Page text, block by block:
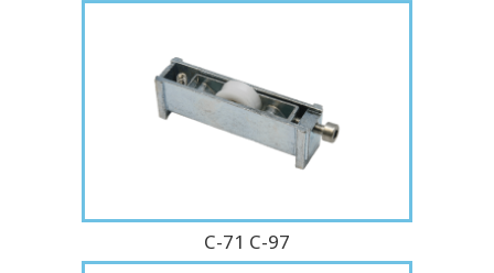
C-71 C-97